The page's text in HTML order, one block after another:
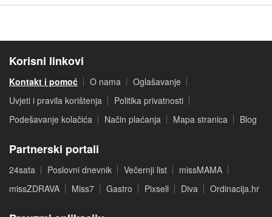
Korisni linkovi
Kontakt i pomoć O nama
Oglašavanje
Uvjeti i pravila korištenja
Politika privatnosti
Podešavanje kolačića
Način plaćanja Mapa stranica Blog
Partnerski portali
24sata Poslovni dnevnik Večernji list
missMAMA
missZDRAVA
Miss7 Gastro Pixsell Diva Ordinacija.hr